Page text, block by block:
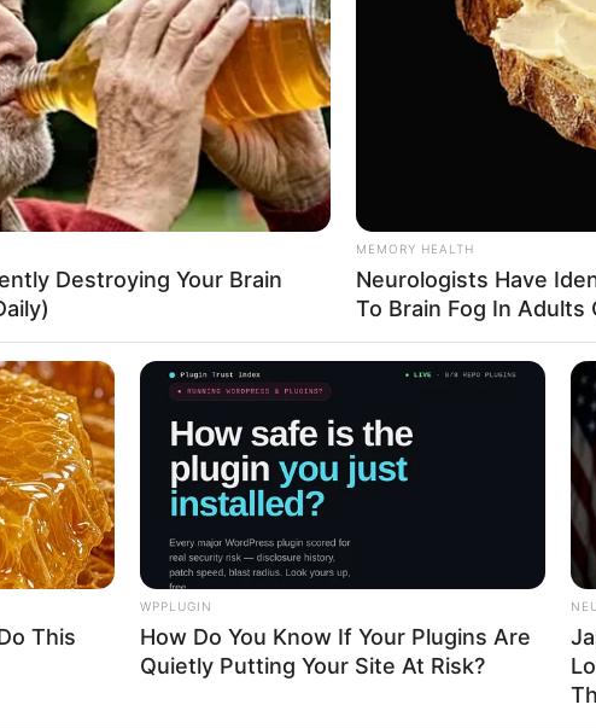
Destroying Your Brain
MEMORY HEALTH
Neurologists Have
To Brain Fog In Adults
This
WPPLUGIN
How Do You Know If Your Plugins Are
Quietly Putting Your Site At Risk?